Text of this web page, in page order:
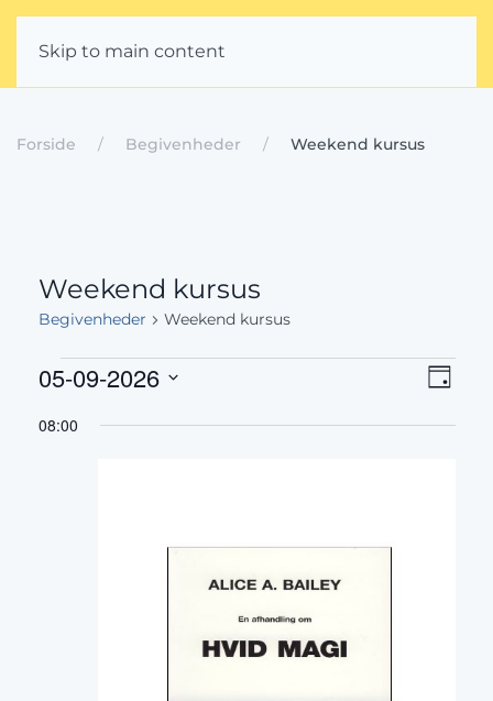
Skip to main content
Forside Begivenheder Weekend kursus
Weekend kursus
Begivenheder Weekend kursus
Begivenheder
for
af
Dag
05-09-2026
dato.
08:00